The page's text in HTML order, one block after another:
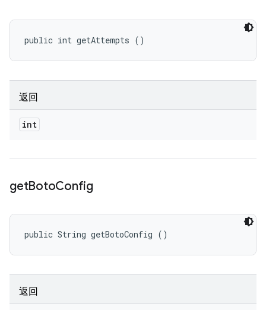
public int getAttempts ()
返回
int
getBotoConfig
public String getBotoConfig ()
返回